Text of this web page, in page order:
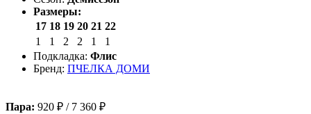
Размеры:
17 18 19 20 21 22
1
1 2 2 1
1
Подкладка: Флис
Бренд: ПЧЕЛКА ДОМИ
Пара: 920 ₽ / 7 360 ₽